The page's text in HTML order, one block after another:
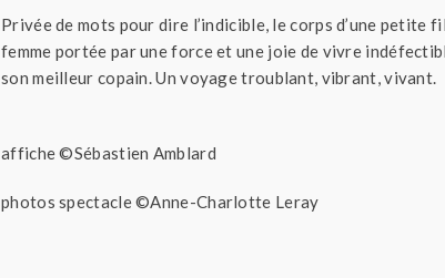
Privée de mots pour dire l’indicible, le corps d’une petite
femme portée par une force et une joie de vivre
son meilleur copain. Un voyage troublant, vibrant, vivant.
affiche ©Sébastien Amblard
photos spectacle ©Anne-Charlotte Leray